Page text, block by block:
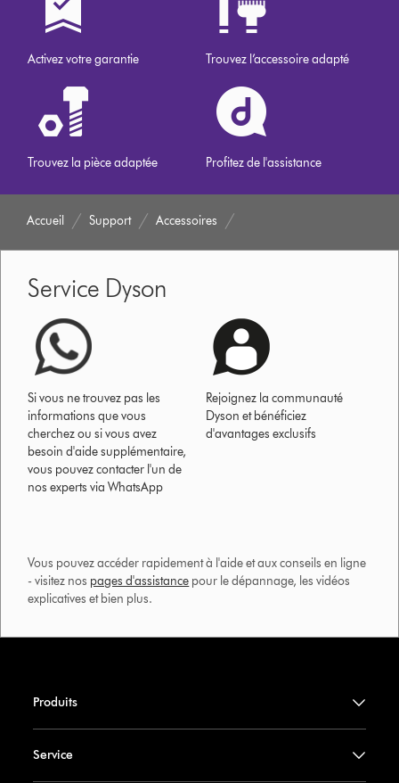
Activez votre garantie Trouvez l’accessoire adapté
Trouvez la pièce adaptée Profitez de l'assistance
Accueil Support Accessoires
Service Dyson
Si vous ne trouvez pas les
informations que vous
cherchez ou si vous avez
besoin d'aide supplémentaire,
vous pouvez contacter l'un de
nos experts via WhatsApp
Rejoignez la communauté
Dyson et bénéficiez
d'avantages exclusifs
Vous pouvez accéder rapidement à l'aide et aux conseils en ligne
- visitez nos pages d'assistance pour le dépannage, les vidéos
explicatives et bien plus.​
Produits
Service